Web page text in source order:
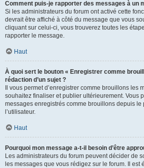
Comment puis-je rapporter des messages à un
Si les administrateurs du forum ont activé cette
devrait être affiché à côté du message que vous
cliquant sur celui-ci, vous trouverez toutes les
rapporter le message.
Haut
À quoi sert le bouton « Enregistrer comme
rédaction d’un sujet ?
Il vous permet d’enregistrer comme brouillons les
souhaitez finaliser et publier ultérieurement. Vous
messages enregistrés comme brouillons depuis le
l’utilisateur.
Haut
Pourquoi mon message a-t-il besoin d’être
Les administrateurs du forum peuvent décider de
les messages que vous rédigez sur le forum. Il est